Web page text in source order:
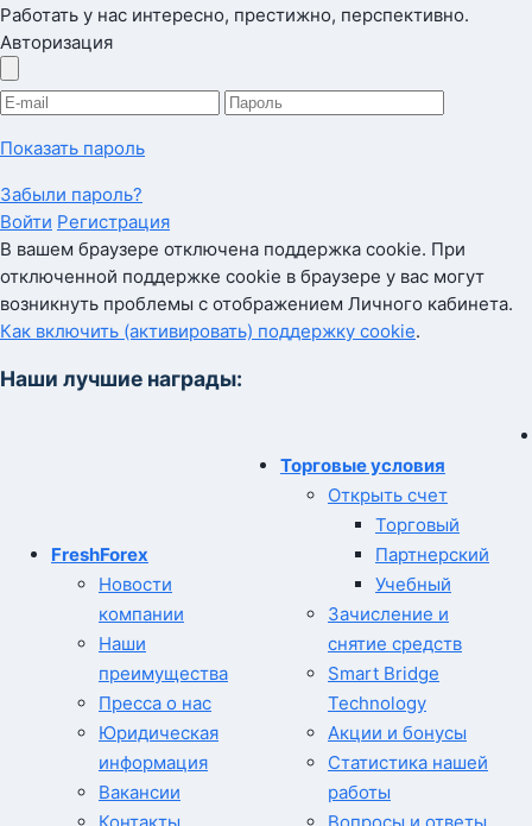
Работать у нас интересно, престижно, перспективно.
Авторизация
Показать пароль
Забыли пароль?
Войти Регистрация
В вашем браузере отключена поддержка cookie. При
отключенной поддержке cookie в браузере у вас могут
возникнуть проблемы с отображением Личного кабинета.
Как включить (активировать) поддержку cookie.
Наши лучшие награды:
FreshForex
Новости
компании
Наши
преимущества
Пресса о нас
Юридическая
информация
Вакансии
Контакты
Торговые условия
Открыть счет
Торговый
Партнерский
Учебный
Зачисление и
снятие средств
Smart Bridge
Technology
Акции и бонусы
Статистика нашей
работы
Вопросы и ответы